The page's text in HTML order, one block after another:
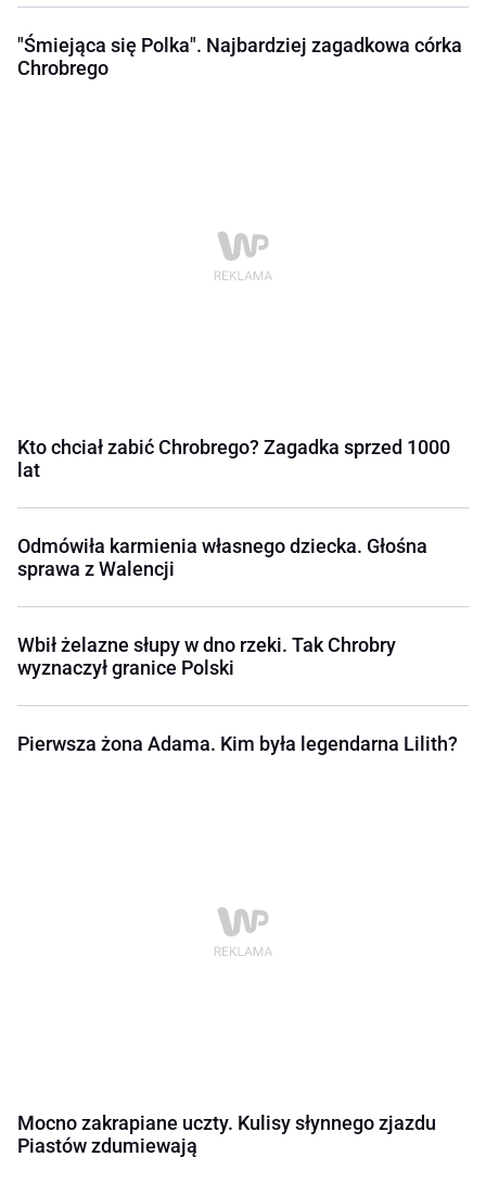
"Śmiejąca się Polka". Najbardziej zagadkowa córka
Chrobrego
Kto chciał zabić Chrobrego? Zagadka sprzed 1000
lat
Odmówiła karmienia własnego dziecka. Głośna
sprawa z Walencji
Wbił żelazne słupy w dno rzeki. Tak Chrobry
wyznaczył granice Polski
Pierwsza żona Adama. Kim była legendarna Lilith?
Mocno zakrapiane uczty. Kulisy słynnego zjazdu
Piastów zdumiewają